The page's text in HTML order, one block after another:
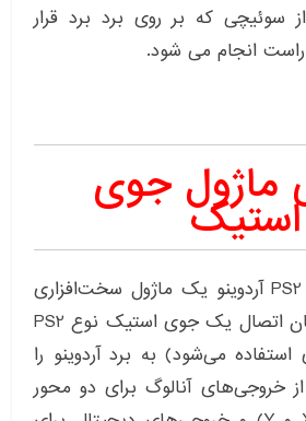
سوئیچی که بر روی برد برد قرار
انجام می شود.
ماژول جوی
استیک
ماژول جوی استیک PS2 آردوینو یک ماژول سخت‌افزاری
است که به شما امکان اتصال یک جوی استیک نوع PS2
می‌شود) به برد آردوینو را
خروجی‌های آنالوگ برای دو محور